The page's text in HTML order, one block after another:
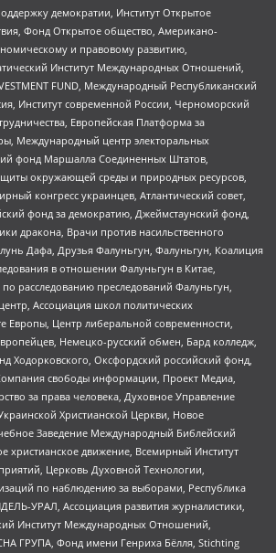
демократии, Институт Открытое
Фонд Открытое общество, Американо-
и правовому развитию,
Институт Международных Отношений,
FUND, Международный Республиканский
Институт современной России, Черноморский
Европейская Платформа за
Международный центр электоральных
фонд Маршалла Соединенных Штатов,
окружающей среды и природных ресурсов,
конгресс украинцев, Атлантический совет,
фонд за демократию, Джеймстаунский фонд,
дракона, Врачи против насильственного
Дафа, Друзья Фалуньгун, Фалуньгун, Коалиция
в отношении Фалуньгун в Китае,
расследованию преследований Фалуньгун,
Ассоциация школ политических
Европы, Центр либеральной современности,
Немецко-русский обмен, Бард колледж,
Ходорковского, Оксфордский российский фонд,
свободы информации, Проект Медиа,
за права человека, Духовное Управление
Христианской Церкви, Новое
Заведение Международный Библейский
христианское движение, Всемирный Институт
Церковь Духовной Технологии,
по наблюдению за выборами, Республика
УРАЛ, Ассоциация развития журналистики,
Институт Международных Отношений,
ГРУПА, Фонд имени Генриха Бёлля, Stichting